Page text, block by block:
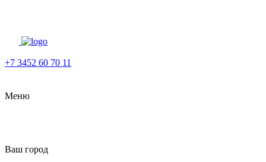
+7 3452 60 70 11
Меню
Ваш город